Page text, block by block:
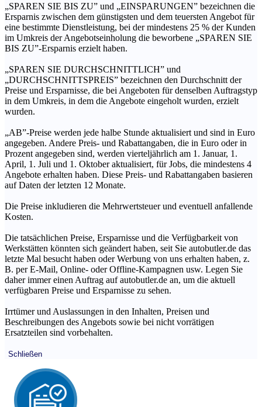
„SPAREN SIE BIS ZU” und „EINSPARUNGEN” bezeichnen die
Ersparnis zwischen dem günstigsten und dem teuersten Angebot für
eine bestimmte Dienstleistung, bei der mindestens 25 % der Kunden
im Umkreis der Angebotseinholung die beworbene „SPAREN SIE
BIS ZU”-Ersparnis erzielt haben.
„SPAREN SIE DURCHSCHNITTLICH” und
„DURCHSCHNITTSPREIS” bezeichnen den Durchschnitt der
Preise und Ersparnisse, die bei Angeboten für denselben Auftragstyp
in dem Umkreis, in dem die Angebote eingeholt wurden, erzielt
wurden.
„AB”-Preise werden jede halbe Stunde aktualisiert und sind in Euro
angegeben. Andere Preis- und Rabattangaben, die in Euro oder in
Prozent angegeben sind, werden vierteljährlich am 1. Januar, 1.
April, 1. Juli und 1. Oktober aktualisiert, für Jobs, die mindestens 4
Angebote erhalten haben. Diese Preis- und Rabattangaben basieren
auf Daten der letzten 12 Monate.
Die Preise inkludieren die Mehrwertsteuer und eventuell anfallende
Kosten.
Die tatsächlichen Preise, Ersparnisse und die Verfügbarkeit von
Werkstätten könnten sich geändert haben, seit Sie autobutler.de das
letzte Mal besucht haben oder Werbung von uns erhalten haben, z.
B. per E-Mail, Online- oder Offline-Kampagnen usw. Legen Sie
daher immer einen Auftrag auf autobutler.de an, um die aktuell
verfügbaren Preise und Ersparnisse zu sehen.
Irrtümer und Auslassungen in den Inhalten, Preisen und
Beschreibungen des Angebots sowie bei nicht vorrätigen
Ersatzteilen sind vorbehalten.
Schließen